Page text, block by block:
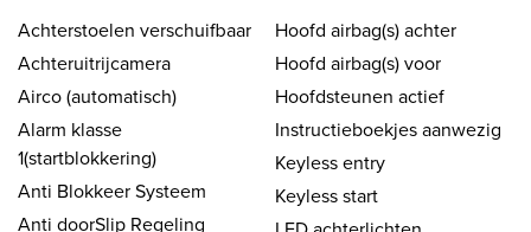
Achterstoelen verschuifbaar
Achteruitrijcamera
Airco (automatisch)
Alarm klasse
1(startblokkering)
Anti Blokkeer Systeem
Anti doorSlip Regeling
Hoofd airbag(s) achter
Hoofd airbag(s) voor
Hoofdsteunen actief
Instructieboekjes aanwezig
Keyless entry
Keyless start